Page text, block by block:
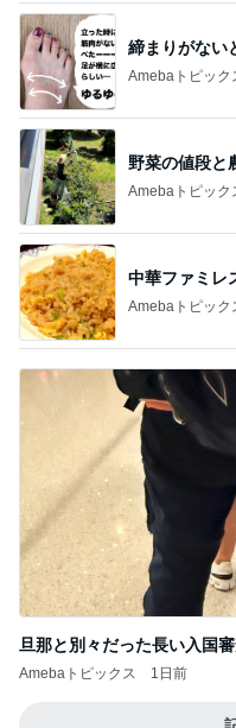
締まりがない
Amebaトピック
野菜の値段と
Amebaトピック
中華ファミレ
Amebaトピック
旦那と別々だった長い入国
Amebaトピックス 1日前